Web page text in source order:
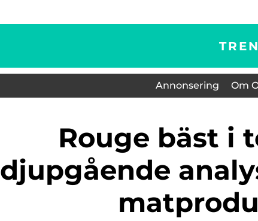
Annonsering Om
Rouge bäst i test: En
djupgående